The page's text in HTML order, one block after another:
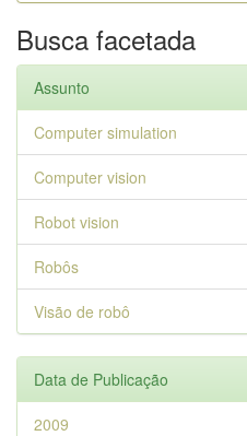
Busca facetada
Assunto
Computer simulation
Computer vision
Robot vision
Robôs
Visão de robô
Data de Publicação
2009